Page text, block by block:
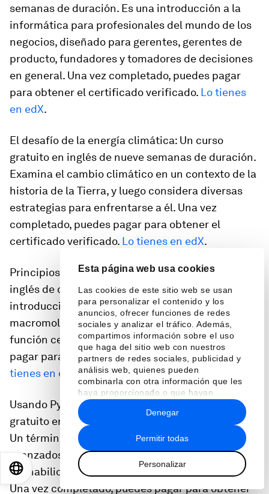
Esta página web usa cookies
Las cookies de este sitio web se usan
para personalizar el contenido y los
anuncios, ofrecer funciones de redes
sociales y analizar el tráfico. Además,
compartimos información sobre el uso
que haga del sitio web con nuestros
partners de redes sociales, publicidad y
análisis web, quienes pueden
combinarla con otra información que les
haya proporcionado o que hayan
recopilado a partir del uso que haya
hecho de sus servicios.
Permitir todas
Personalizar
Denegar
semanas de duración. Es una introducción a la
informática para profesionales del mundo de los
negocios, diseñado para gerentes, gerentes de
producto, fundadores y tomadores de decisiones
en general. Una vez completado, puedes pagar
para obtener el certificado verificado. Lo tienes
en edX.
El desafío de la energía climática: Un curso
gratuito en inglés de nueve semanas de duración.
Examina el cambio climático en un contexto de la
historia de la Tierra, y luego considera diversas
estrategias para enfrentarse a él. Una vez
completado, puedes pagar para obtener el
certificado verificado. Lo tienes en edX.
Principios de la Bioquímica: Un curso gratuito en
inglés de quince semanas de duración. Una
introducción a la estructura de las
macromoléculas y un enfoque bioquímico de la
función celular. Una vez completado, puedes
pagar para obtener el certificado verificado.Lo
tienes en edX .
Usando Python para la investigación: Un curso
gratuito en inglés de cinco semanas de duración.
Un término medio entre cursos de inicio y
avanzados de Python, donde se enseña a aplicar
tus habilidades en proyectos de investigación.
Una vez completado, puedes pagar para obtener
EN